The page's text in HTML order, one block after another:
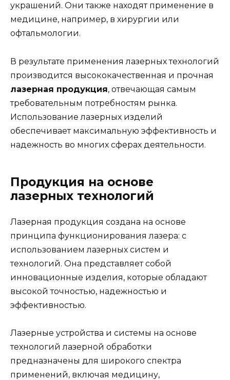
украшений. Они также находят применение в
медицине, например, в хирургии или
офтальмологии.
В результате применения лазерных технологий
производится высококачественная и прочная
лазерная продукция, отвечающая самым
требовательным потребностям рынка.
Использование лазерных изделий
обеспечивает максимальную эффективность и
надежность во многих сферах деятельности.
Продукция на основе
лазерных технологий
Лазерная продукция создана на основе
принципа функционирования лазера: с
использованием лазерных систем и
технологий. Она представляет собой
инновационные изделия, которые обладают
высокой точностью, надежностью и
эффективностью.
Лазерные устройства и системы на основе
технологий лазерной обработки
предназначены для широкого спектра
применений, включая медицину,